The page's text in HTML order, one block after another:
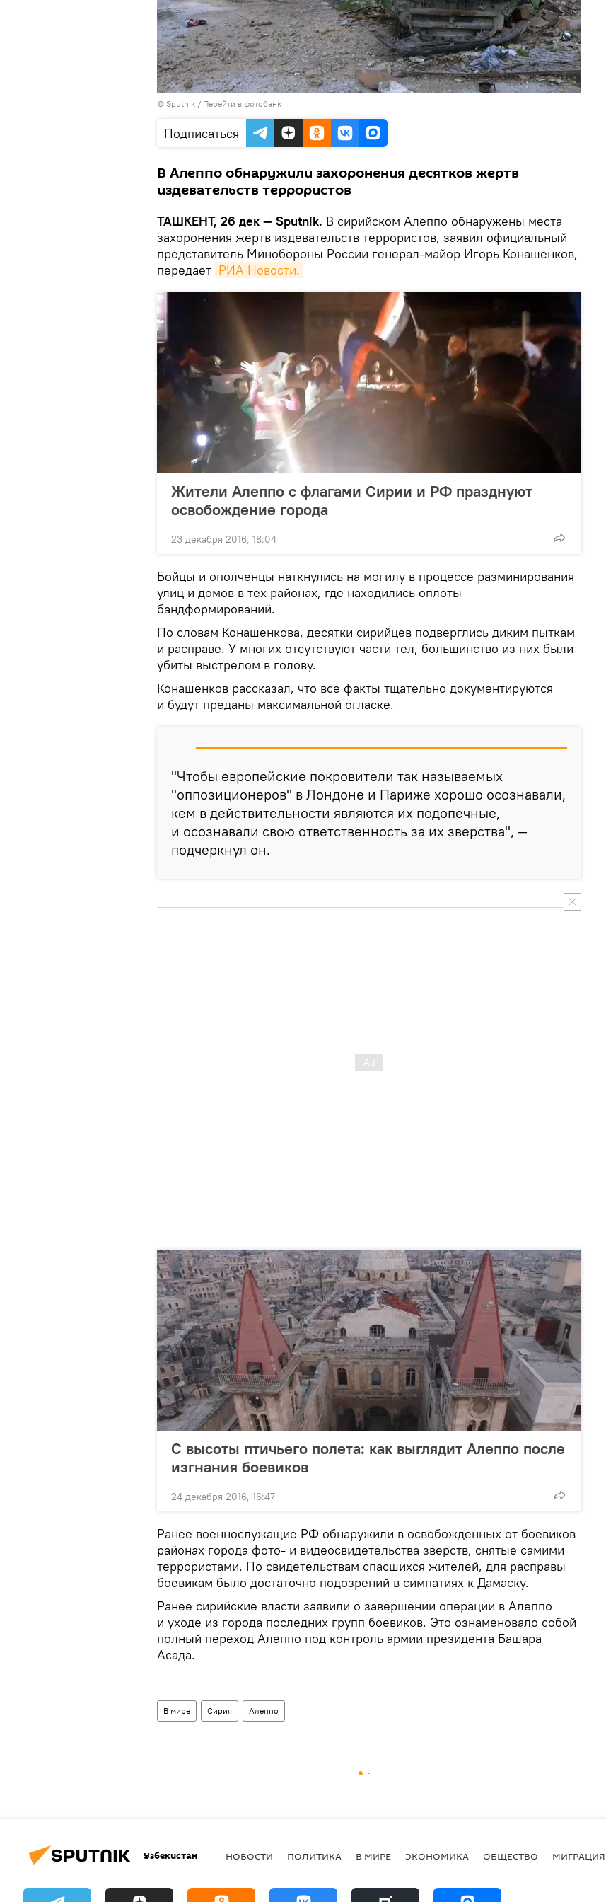
© Sputnik / Перейти в фотобанк
Подписаться
В Алеппо обнаружили захоронения десятков жертв
издевательств террористов
ТАШКЕНТ, 26 дек — Sputnik. В сирийском Алеппо обнаружены места
захоронения жертв издевательств террористов, заявил официальный
представитель Минобороны России генерал-майор Игорь Конашенков,
передает РИА Новости.
Жители Алеппо с флагами Сирии и РФ празднуют
освобождение города
23 декабря 2016, 18:04
Бойцы и ополченцы наткнулись на могилу в процессе разминирования
улиц и домов в тех районах, где находились оплоты
бандформирований.
По словам Конашенкова, десятки сирийцев подверглись диким пыткам
и расправе. У многих отсутствуют части тел, большинство из них были
убиты выстрелом в голову.
Конашенков рассказал, что все факты тщательно документируются
и будут преданы максимальной огласке.
"Чтобы европейские покровители так называемых
"оппозиционеров" в Лондоне и Париже хорошо осознавали,
кем в действительности являются их подопечные,
и осознавали свою ответственность за их зверства", —
подчеркнул он.
С высоты птичьего полета: как выглядит Алеппо после
изгнания боевиков
24 декабря 2016, 16:47
Ранее военнослужащие РФ обнаружили в освобожденных от боевиков
районах города фото- и видеосвидетельства зверств, снятые самими
террористами. По свидетельствам спасшихся жителей, для расправы
боевикам было достаточно подозрений в симпатиях к Дамаску.
Ранее сирийские власти заявили о завершении операции в Алеппо
и уходе из города последних групп боевиков. Это ознаменовало собой
полный переход Алеппо под контроль армии президента Башара
Асада.
В мире Сирия Алеппо
Узбекистан НОВОСТИ ПОЛИТИКА В МИРЕ ЭКОНОМИКА ОБЩЕСТВО МИГРАЦИЯ